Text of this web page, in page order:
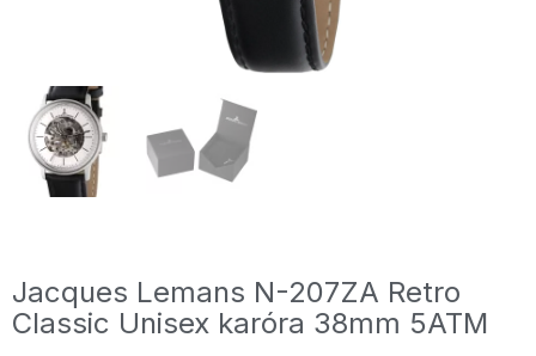
Jacques Lemans N-207ZA Retro
Classic Unisex karóra 38mm 5ATM